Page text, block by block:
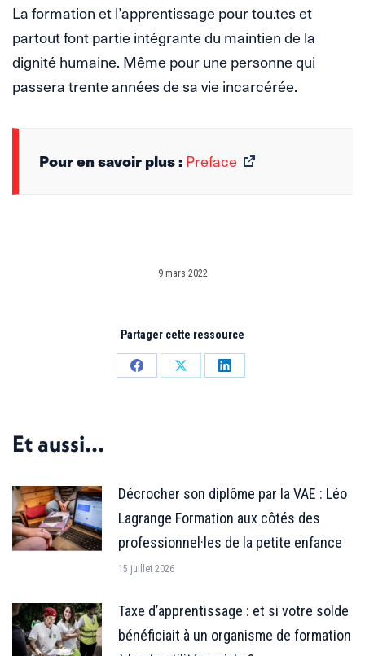
La formation et l’apprentissage pour tou.tes et
partout font partie intégrante du maintien de la
dignité humaine. Même pour une personne qui
passera trente années de sa vie incarcérée.
Pour en savoir plus :Preface
9 mars 2022
Partager cette ressource
PartagerPartagerPartager
Et aussi...
Décrocher son diplôme par la VAE : Léo
Lagrange Formation aux côtés des
professionnel·les de la petite enfance
15 juillet 2026
Taxe d’apprentissage : et si votre solde
bénéficiait à un organisme de formation